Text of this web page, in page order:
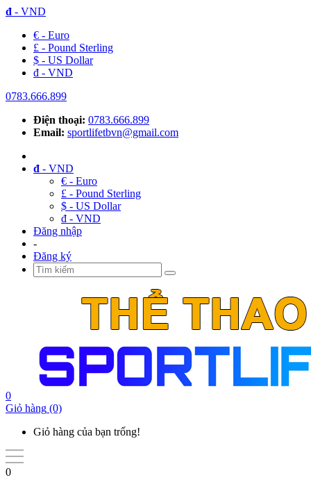
đ - VND
€ - Euro
£ - Pound Sterling
$ - US Dollar
đ - VND
0783.666.899
Điện thoại: 0783.666.899
Email: sportlifetbvn@gmail.com
đ - VND
€ - Euro
£ - Pound Sterling
$ - US Dollar
đ - VND
Đăng nhập
-
Đăng ký
0
Giỏ hàng (0)
Giỏ hàng của bạn trống!
0